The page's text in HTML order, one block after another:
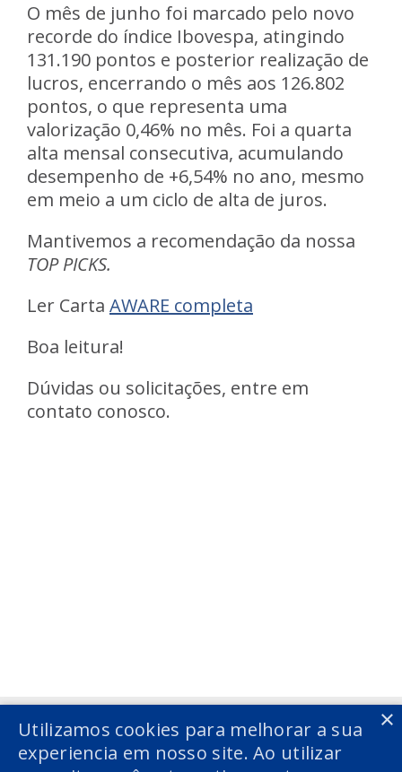
O mês de junho foi marcado pelo novo
recorde do índice Ibovespa, atingindo
131.190 pontos e posterior realização de
lucros, encerrando o mês aos 126.802
pontos, o que representa uma
valorização 0,46% no mês. Foi a quarta
alta mensal consecutiva, acumulando
desempenho de +6,54% no ano, mesmo
em meio a um ciclo de alta de juros.
Mantivemos a recomendação da nossa
TOP PICKS.
Ler Carta AWARE completa
Boa leitura!
Dúvidas ou solicitações, entre em
contato conosco.
×
Utilizamos cookies para melhorar a sua
experiencia em nosso site. Ao utilizar